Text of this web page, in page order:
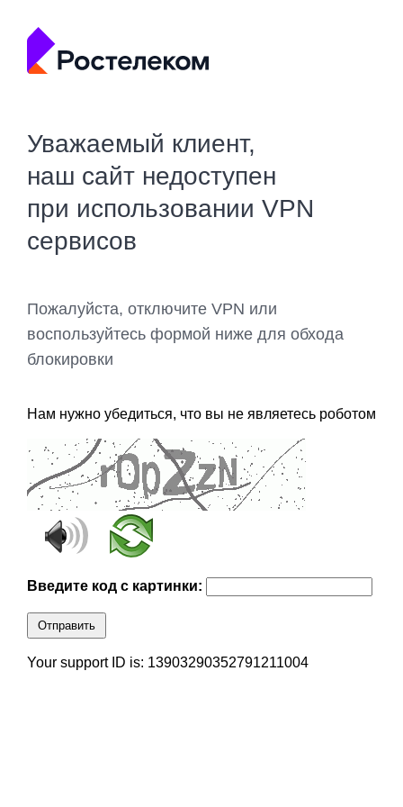
Уважаемый клиент,
наш сайт недоступен
при использовании VPN
сервисов
Пожалуйста, отключите VPN или
воспользуйтесь формой ниже для обхода
блокировки
Нам нужно убедиться, что вы не являетесь роботом
Введите код с картинки:
Отправить
Your support ID is: 13903290352791211004